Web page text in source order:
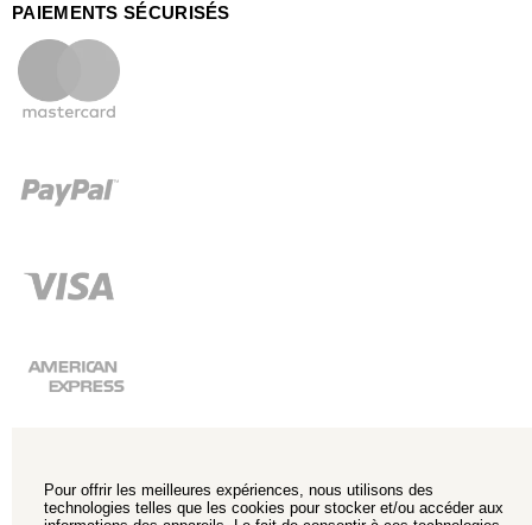
PAIEMENTS SÉCURISÉS
Pour offrir les meilleures expériences, nous utilisons des
technologies telles que les cookies pour stocker et/ou accéder aux